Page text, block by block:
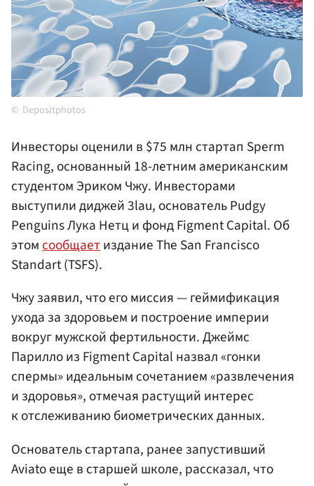
Depositphotos
Инвесторы оценили в $75 млн стартап Sperm
Racing, основанный 18-летним американским
студентом Эриком Чжу. Инвесторами
выступили диджей 3lau, основатель Pudgy
Penguins Лука Нетц и фонд Figment Capital. Об
этомсообщаетиздание The San Francisco
Standart (TSFS).
Чжу заявил, что его миссия — геймификация
ухода за здоровьем и построение империи
вокруг мужской фертильности. Джеймс
Парилло из Figment Capital назвал «гонки
спермы» идеальным сочетанием «развлечения
и здоровья», отмечая растущий интерес
к отслеживанию биометрических данных.
Основатель стартапа, ранее запустивший
Aviato еще в старшей школе, рассказал, что